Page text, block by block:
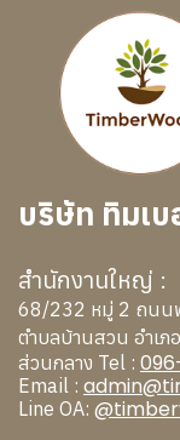
บริษัท ทิมเบ
สำนักงานใหญ่ :
68/232 หมู่ 2 ถนน
ตำบลบ้านสวน อำเภ
ส่วนกลาง Tel :
Email :
Line OA: